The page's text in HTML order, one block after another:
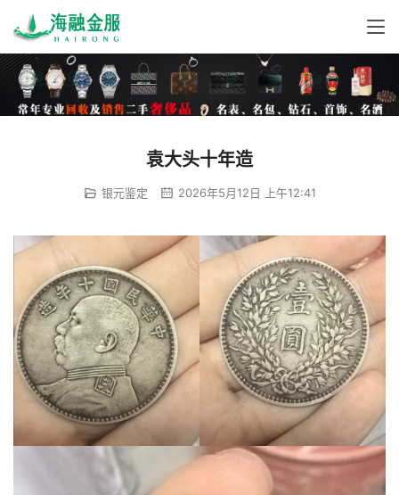
袁大头十年造
银元鉴定 2026年5月12日 上午12:41